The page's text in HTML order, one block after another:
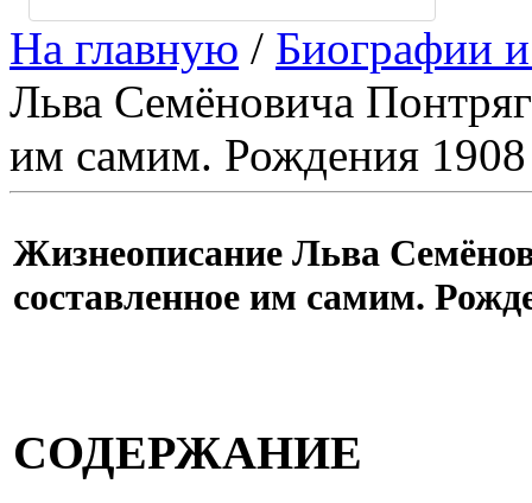
На главную / Биографии
Льва Семёновича
им самим. Рождения
Жизнеописание Льва
составленное им самим.
СОДЕРЖАНИЕ